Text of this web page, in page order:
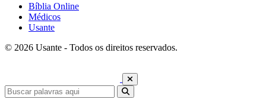
Bíblia Online
Médicos
Usante
© 2026 Usante - Todos os direitos reservados.